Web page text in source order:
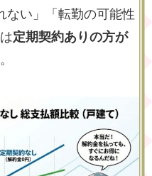
ない」「転勤の可能性
定期契約ありの方が